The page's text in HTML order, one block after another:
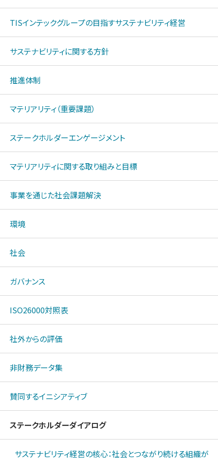
TISインテックグループの目指すサステナビリティ経営
サステナビリティに関する方針
推進体制
マテリアリティ（重要課題）
ステークホルダーエンゲージメント
マテリアリティに関する取り組みと目標
事業を通じた社会課題解決
環境
社会
ガバナンス
ISO26000対照表
社外からの評価
非財務データ集
賛同するイニシアティブ
ステークホルダーダイアログ
サステナビリティ経営の核心：社会とつながり続ける組織が